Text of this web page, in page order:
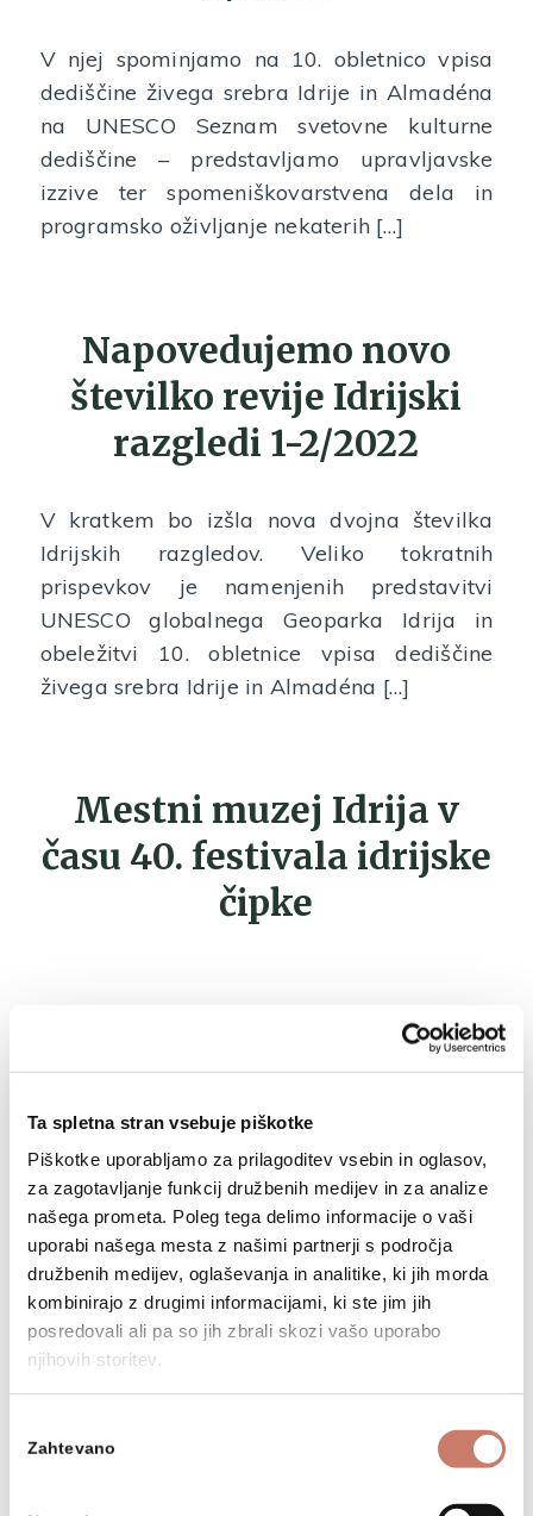
Ta spletna stran vsebuje piškotke
Piškotke uporabljamo za prilagoditev vsebin in oglasov,
za zagotavljanje funkcij družbenih medijev in za analize
našega prometa. Poleg tega delimo informacije o vaši
uporabi našega mesta z našimi partnerji s področja
družbenih medijev, oglaševanja in analitike, ki jih morda
kombinirajo z drugimi informacijami, ki ste jim jih
posredovali ali pa so jih zbrali skozi vašo uporabo
njihovih storitev.
soglasja
Zahtevano
V njej spominjamo na 10. obletnico vpisa
dediščine živega srebra Idrije in Almadéna
na UNESCO Seznam svetovne kulturne
dediščine – predstavljamo upravljavske
izzive ter spomeniškovarstvena dela in
programsko oživljanje nekaterih […]
Napovedujemo novo
številko revije Idrijski
razgledi 1-2/2022
V kratkem bo izšla nova dvojna številka
Idrijskih razgledov. Veliko tokratnih
prispevkov je namenjenih predstavitvi
UNESCO globalnega Geoparka Idrija in
obeležitvi 10. obletnice vpisa dediščine
živega srebra Idrije in Almadéna […]
Mestni muzej Idrija v
času 40. festivala idrijske
čipke
Napovednik dogodkov v
juniju 2022
Napovednik dogodkov v
maju 2022
Urnik ogledov v
Mestnem muzeju Idrija